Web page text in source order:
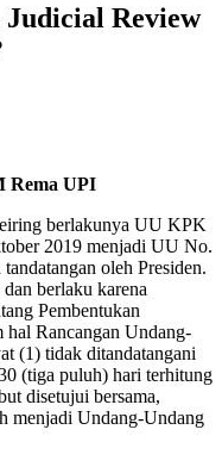
Review
Rema UPI
berlakunya UU KPK
2019 menjadi UU No.
oleh Presiden.
berlaku karena
Pembentukan
hal Rancangan Undang-
(1) tidak ditandatangani
(tiga puluh) hari terhitung
disetujui bersama,
menjadi Undang-Undang